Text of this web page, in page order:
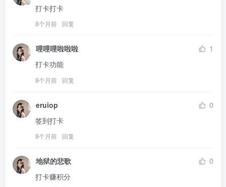
打卡打卡
8个月前 回复
哩哩哩啦啦啦
1
打卡功能
8个月前 回复
eruiop
0
签到打卡
8个月前 回复
地狱的悲歌
0
打卡赚积分